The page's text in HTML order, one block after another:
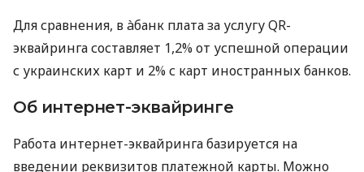
Для сравнения, в àбанк плата за услугу QR-
эквайринга составляет 1,2% от успешной операции
с украинских карт и 2% с карт иностранных банков.
Об интернет-эквайринге
Работа интернет-эквайринга базируется на
введении реквизитов платежной карты. Можно